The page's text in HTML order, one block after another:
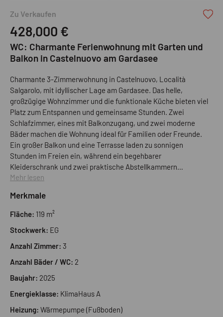
Zu Verkaufen
428,000 €
WC: Charmante Ferienwohnung mit Garten und
Balkon in Castelnuovo am Gardasee
Charmante 3-Zimmerwohnung in Castelnuovo, Località
Salgarolo, mit idyllischer Lage am Gardasee. Das helle,
großzügige Wohnzimmer und die funktionale Küche bieten viel
Platz zum Entspannen und gemeinsame Stunden. Zwei
Schlafzimmer, eines mit Balkonzugang, und zwei moderne
Bäder machen die Wohnung ideal für Familien oder Freunde.
Ein großer Balkon und eine Terrasse laden zu sonnigen
Stunden im Freien ein, während ein begehbarer
Kleiderschrank und zwei praktische Abstellkammern
zusätzlichen Komfort bieten. Ein eigener Garten sorgt für Ruhe
inklusive. Perfekt geeignet als Ferienwohnung, um den
Gardasee in vollen Zügen zu genießen.
Mehr lesen
Merkmale
Fläche: 119 m²
Stockwerk: EG
Anzahl Zimmer: 3
Anzahl Bäder / WC: 2
Baujahr: 2025
Energieklasse: KlimaHaus A
Heizung: Wärmepumpe (Fußboden)